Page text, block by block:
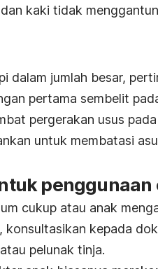
kaki tidak
dalam jumlah besar,
pertama sembelit
pergerakan usus
untuk membatasi
cukup atau anak
konsultasikan kepada
pelunak tinja.